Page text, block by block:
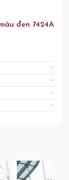
đen 7424A